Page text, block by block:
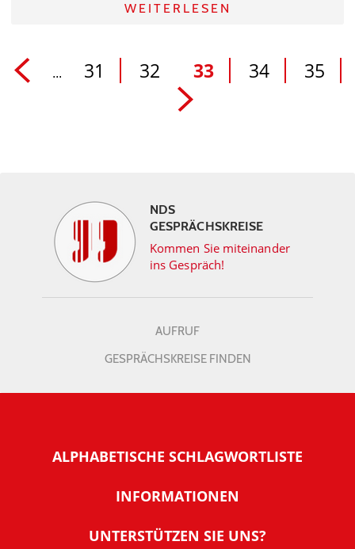
WEITERLESEN
... 31 32 33 34 35
NDS
GESPRÄCHSKREISE
Kommen Sie miteinander
ins Gespräch!
AUFRUF
GESPRÄCHSKREISE FINDEN
ALPHABETISCHE SCHLAGWORTLISTE
INFORMATIONEN
Warum NachDenkSeiten
UNTERSTÜTZEN SIE UNS?